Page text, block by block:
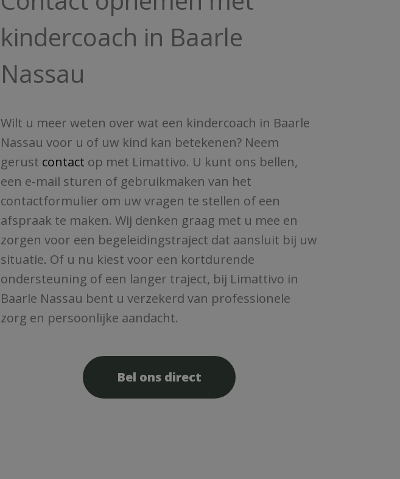
kindercoach in Baarle
Nassau
Wilt u meer weten over wat een kindercoach in Baarle
Nassau voor u of uw kind kan betekenen? Neem
gerust contact op met Limattivo. U kunt ons bellen,
een e-mail sturen of gebruikmaken van het
contactformulier om uw vragen te stellen of een
afspraak te maken. Wij denken graag met u mee en
zorgen voor een begeleidingstraject dat aansluit bij uw
situatie. Of u nu kiest voor een kortdurende
ondersteuning of een langer traject, bij Limattivo in
Baarle Nassau bent u verzekerd van professionele
zorg en persoonlijke aandacht.
Bel ons direct